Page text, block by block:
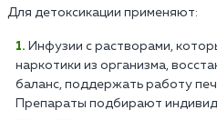
Для детоксикации применяют:
Инфузии с растворами,
наркотики из организма,
баланс, поддержать работу
Препараты подбирают